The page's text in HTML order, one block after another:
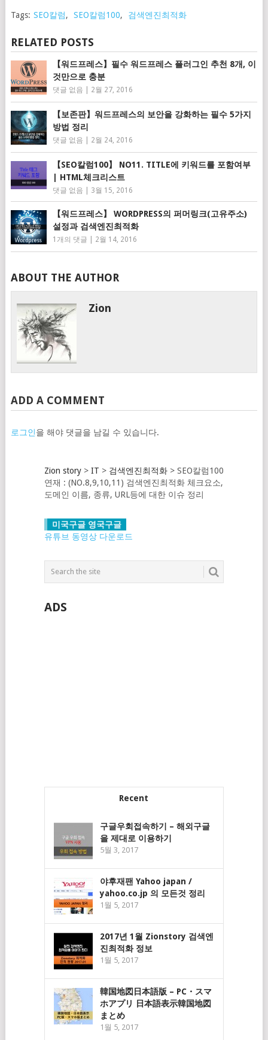
Tags: SEO칼럼, SEO칼럼100, 검색엔진최적화
RELATED POSTS
【워드프레스】필수 워드프레스 플러그인 추천 8개, 이
것만으로 충분
댓글 없음 2월 27, 2016
【보존판】워드프레스의 보안을 강화하는 필수 5가지
방법 정리
댓글 없음 2월 24, 2016
【SEO칼럼100】 NO11. TITLE에 키워드를 포함여부
| HTML체크리스트
댓글 없음 3월 15, 2016
【워드프레스】 WORDPRESS의 퍼머링크(고유주소)
설정과 검색엔진최적화
1개의 댓글 2월 14, 2016
ABOUT THE AUTHOR
Zion
ADD A COMMENT
로그인을 해야 댓글을 남길 수 있습니다.
Zion story> IT > 검색엔진최적화> SEO칼럼100
연재 : (NO.8,9,10,11) 검색엔진최적화 체크요소,
도메인 이름, 종류, URL등에 대한 이슈 정리
미국구글 영국구글
유튜브 동영상 다운로드
ADS
Recent
구글우회접속하기 – 해외구글
을 제대로 이용하기
5월 3, 2017
야후재팬 Yahoo japan /
yahoo.co.jp 의 모든것 정리
1월 5, 2017
2017년 1월 Zionstory 검색엔
진최적화 정보
1월 5, 2017
韓国地図日本語版 – PC・スマ
ホアプリ 日本語表示韓国地図
まとめ
1월 5, 2017